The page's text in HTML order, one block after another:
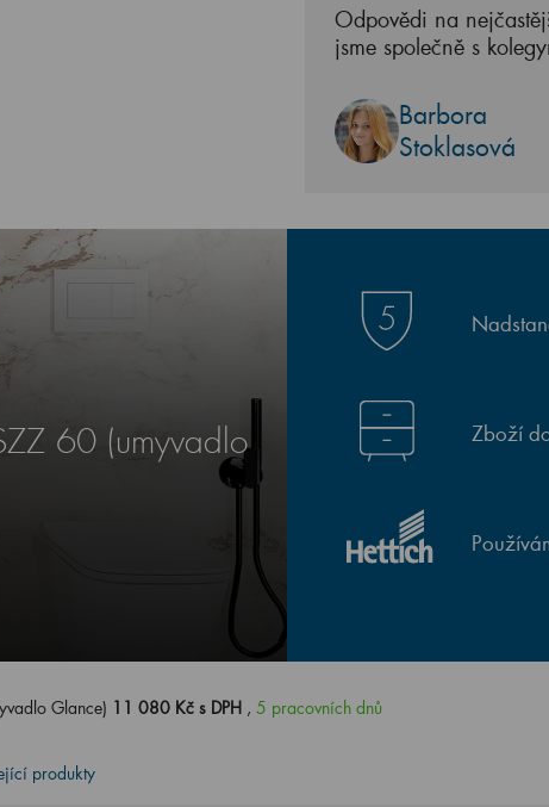
Odpovědi na
jsme společně s
Barbora
Stoklasová
60 (umyvadlo
Zboží
Glance) 11 080 Kč s DPH ,5 pracovních dnů
produkty